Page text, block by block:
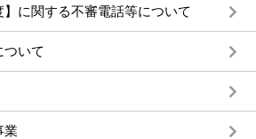
】に関する不審電話等について
ついて
業